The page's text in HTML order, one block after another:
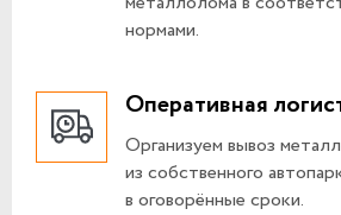
нормами.
Оперативная
Организуем вывоз
из собственного
в оговорённые сроки.